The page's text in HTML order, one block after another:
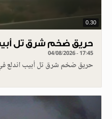
0.30
حريق ضخم شرق تل
04/08/2026 - 17:45
حريق ضخم شرق تل أبيب اندلع